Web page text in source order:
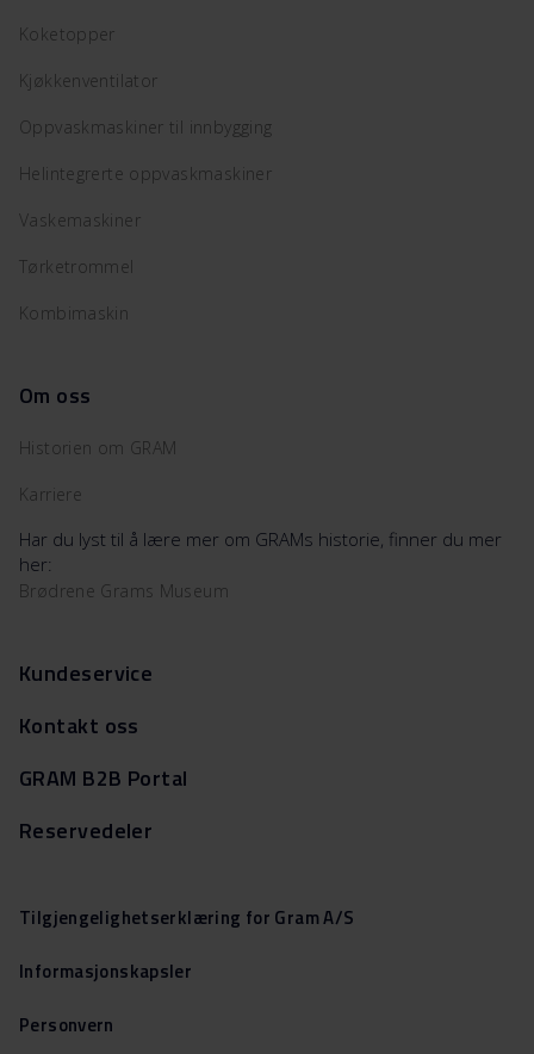
Koketopper
Kjøkkenventilator
Oppvaskmaskiner til innbygging
Helintegrerte oppvaskmaskiner
Vaskemaskiner
Tørketrommel
Kombimaskin
Om oss
Historien om GRAM
Karriere
Har du lyst til å lære mer om GRAMs historie, finner du mer
her:
Brødrene Grams Museum
Kundeservice
Kontakt oss
GRAM B2B Portal
Reservedeler
Tilgjengelighetserklæring for Gram A/S
Informasjonskapsler
Personvern